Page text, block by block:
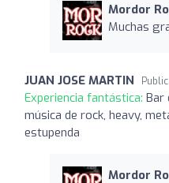
Mordor
Muchas
JUAN JOSE MARTIN
Experiencia fantástica: Bar
música de rock, heavy,
estupenda
Mordor